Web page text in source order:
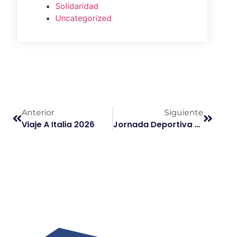
Solidaridad
Uncategorized
Anterior
Viaje A Italia 2026
Siguiente
Jornada Deportiva En Aluche De 1.º Y 2.º ESO